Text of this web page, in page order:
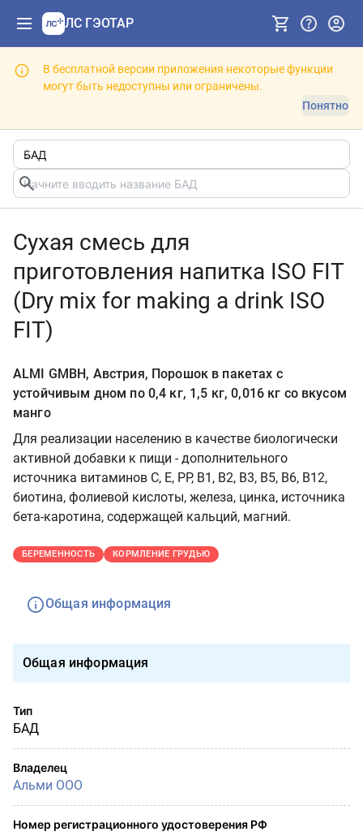
ЛС ГЭОТАР
В бесплатной версии приложения некоторые функции
могут быть недоступны или ограничены.
Понятно
Сухая смесь для
приготовления напитка ISO FIT
(Dry mix for making a drink ISO
FIT)
ALMI GMBH, Австрия, Порошок в пакетах с
устойчивым дном по 0,4 кг, 1,5 кг, 0,016 кг со вкусом
манго
Для реализации населению в качестве биологически
активной добавки к пищи - дополнительного
источника витаминов С, Е, РР, В1, В2, В3, В5, В6, В12,
биотина, фолиевой кислоты, железа, цинка, источника
бета-каротина, содержащей кальций, магний.
БЕРЕМЕННОСТЬ КОРМЛЕНИЕ ГРУДЬЮ
Общая информация
Общая информация
Тип
БАД
Владелец
Альми ООО
Номер регистрационного удостоверения РФ